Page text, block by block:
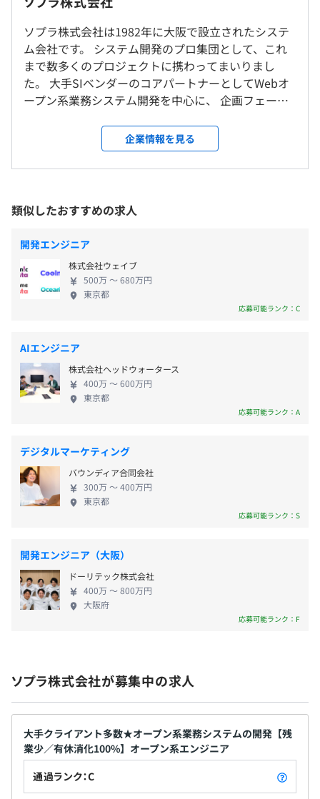
も相談できる環境となっております。
月1回全体会議や部会議という単位で社員が集まり相談す
る場もございます。
◆エンジニアの開発環境（言語・フレームワークなど）
例）PJ規模1000人、弊社体制40人、大手企業の基幹刷新
言語：画面JAVA,バッチPL/1、DB：DB2
言語：Java、C#、.NET、VB.NET、C、PHP
DB：Oracle、SQL Server
5年計画・年度計画・半期計画・毎月の目標設定をおこな
い、所属部長から定期的な振り返り面談を実施し、基準に
社員は105名
大阪本社・・・64名
東京支店・・・47名
1プロジェクトの単位期間はおよそ8ヶ月くらいです。
＜大阪本社＞
JR環状線「福島駅」、JR東西線「北新地駅」
京阪中之島線「渡辺橋駅」、大阪メトロ四つ橋線「肥後橋
阪神電車「福島駅」からいずれも徒歩10分以内です
想定年収 は年収提示額を保証するものではありません）
9：00～18：00（所定労働時間：8.0H）
専門業務型裁量労働制
休憩時間：1.0H 時間外労働：有り
平均残業時間：8時間以内／月 ※みなし残業40H
・完全週休2日制
・年末年始休暇
・有給休暇
・慶弔休暇
・GW休暇
※時間休1時間から取得可能
※月に1回第2土曜日のみ全体会議のため出勤日
インセンティブ制度
昇給査定年あり：年1回
3ヶ月
ソプラ株式会社は1982年に大阪で設立されたシステ
ム会社です。 システム開発のプロ集団として、これ
まで数多くのプロジェクトに携わってまいりまし
た。 大手SIベンダーのコアパートナーとしてWebオ
ープン系業務システム開発を中心に、 企画フェーズ
ステム開発に対応。 最近では、最先端領域での研究
開発部門も立ち上げさらなる成長を続けています。
弊社にはエンジニアの技術面をサポートする研修制
て、プロの技術者を目指しませんか？
企業情報を見る
類似したおすすめの求人
開発エンジニア
株式会社ウェイブ
500万 〜 680万円
東京都
応募可能ランク：C
AIエンジニア
株式会社ヘッドウォータース
400万 〜 600万円
東京都
応募可能ランク：A
デジタルマーケティング
バウンディア合同会社
300万 〜 400万円
東京都
応募可能ランク：S
開発エンジニア（大阪）
ドーリテック株式会社
400万 〜 800万円
大阪府
応募可能ランク：F
ソプラ株式会社が募集中の求人
大手クライアント多数★オープン系業務システムの開発【残
業少／有休消化100%】オープン系エンジニア
通過ランク：C